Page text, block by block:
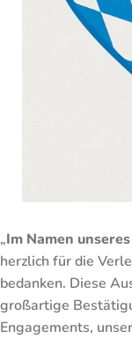
„Im Namen
herzlich für die
bedanken. Diese
großartige
Engagements,